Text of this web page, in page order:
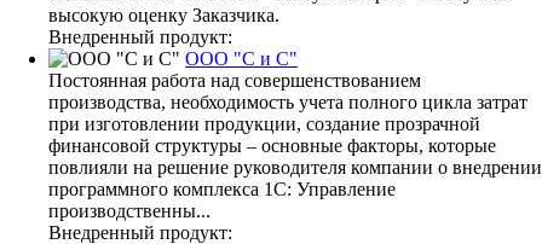
высокую оценку Заказчика.
Внедренный продукт:
ООО "С и С"
Постоянная работа над совершенствованием
производства, необходимость учета полного цикла затрат
при изготовлении продукции, создание прозрачной
финансовой структуры – основные факторы, которые
повлияли на решение руководителя компании о внедрении
программного комплекса 1С: Управление
производственны...
Внедренный продукт: